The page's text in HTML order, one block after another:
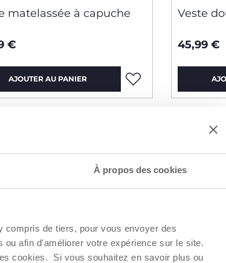
À propos des cookies
de tiers, pour vous envoyer des
afin d'améliorer votre expérience sur le site.
cookies. Si vous souhaitez en savoir plus ou
matelassée à capuche
€
AJOUTER AU PANIER
Veste
45,99 €